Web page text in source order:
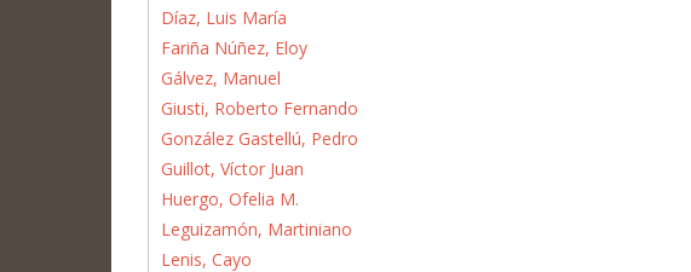
Díaz, Luis María
Fariña Núñez, Eloy
Gálvez, Manuel
Giusti, Roberto Fernando
González Gastellú, Pedro
Guillot, Víctor Juan
Huergo, Ofelia M.
Leguizamón, Martiniano
Lenis, Cayo